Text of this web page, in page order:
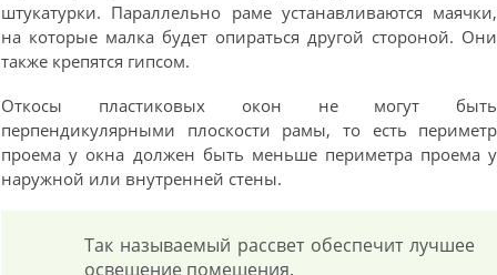
штукатурки. Параллельно раме устанавливаются маячки,
на которые малка будет опираться другой стороной. Они
также крепятся гипсом.
Откосы пластиковых окон не могут быть
перпендикулярными плоскости рамы, то есть периметр
проема у окна должен быть меньше периметра проема у
наружной или внутренней стены.
Так называемый рассвет обеспечит лучшее
освещение помещения.